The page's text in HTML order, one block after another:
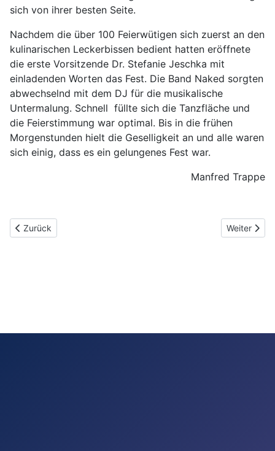
sich von ihrer besten Seite.
Nachdem die über 100 Feierwütigen sich zuerst an den
kulinarischen Leckerbissen bedient hatten eröffnete
die erste Vorsitzende Dr. Stefanie Jeschka mit
einladenden Worten das Fest. Die Band Naked sorgten
abwechselnd mit dem DJ für die musikalische
Untermalung. Schnell füllte sich die Tanzfläche und
die Feierstimmung war optimal. Bis in die frühen
Morgenstunden hielt die Geselligkeit an und alle waren
sich einig, dass es ein gelungenes Fest war.
Manfred Trappe
Vorheriger Beitrag: Nikolausturnier für angehende Tenniscracks
Zurück Nächster
Weiter